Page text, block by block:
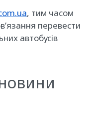
, тим часом
перевести
автобусів